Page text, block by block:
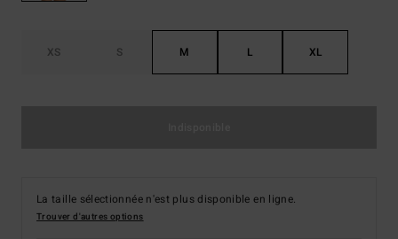
XS S M L XL
La taille sélectionnée n'est plus disponible en ligne.
Trouver d'autres options